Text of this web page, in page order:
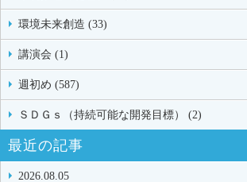
環境未来創造 (33)
講演会 (1)
週初め (587)
ＳＤＧｓ（持続可能な開発目標） (2)
最近の記事
2026.08.05